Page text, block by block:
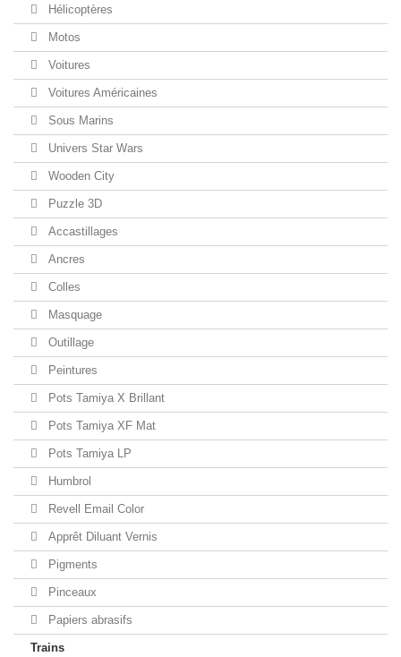
Hélicoptères
Motos
Voitures
Voitures Américaines
Sous Marins
Univers Star Wars
Wooden City
Puzzle 3D
Accastillages
Ancres
Colles
Masquage
Outillage
Peintures
Pots Tamiya X Brillant
Pots Tamiya XF Mat
Pots Tamiya LP
Humbrol
Revell Email Color
Apprêt Diluant Vernis
Pigments
Pinceaux
Papiers abrasifs
Trains